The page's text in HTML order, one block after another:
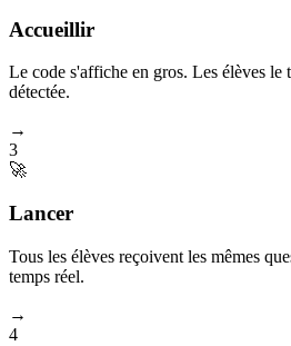
Accueillir
Le code s'affiche en gros. Les élèves le
détectée.
→
3
🚀
Lancer
Tous les élèves reçoivent les mêmes
temps réel.
→
4